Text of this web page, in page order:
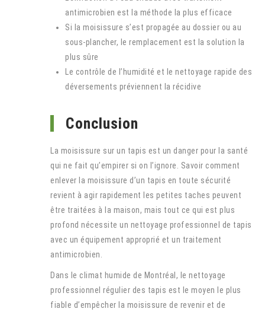
antimicrobien est la méthode la plus efficace
Si la moisissure s’est propagée au dossier ou au
sous-plancher, le remplacement est la solution la
plus sûre
Le contrôle de l’humidité et le nettoyage rapide des
déversements préviennent la récidive
Conclusion
La moisissure sur un tapis est un danger pour la santé
qui ne fait qu’empirer si on l’ignore. Savoir comment
enlever la moisissure d’un tapis en toute sécurité
revient à agir rapidement les petites taches peuvent
être traitées à la maison, mais tout ce qui est plus
profond nécessite un nettoyage professionnel de tapis
avec un équipement approprié et un traitement
antimicrobien.
Dans le climat humide de Montréal, le nettoyage
professionnel régulier des tapis est le moyen le plus
fiable d’empêcher la moisissure de revenir et de